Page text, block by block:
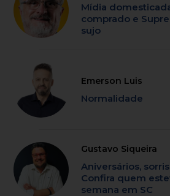
Mídia
comprado e
sujo
Emerson Luis
Normalidade
Gustavo Siqueira
Aniversários,
Confira quem
semana em SC